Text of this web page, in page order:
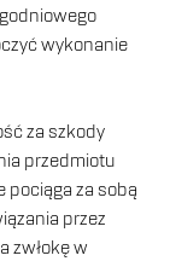
wykonanie
za szkody
przedmiotu
pociąga za sobą
przez
zwłokę w